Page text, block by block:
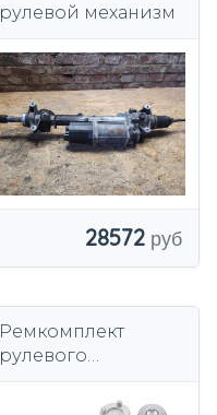
рулевой механизм
28572
Ремкомплект
рулевого
коробки передач